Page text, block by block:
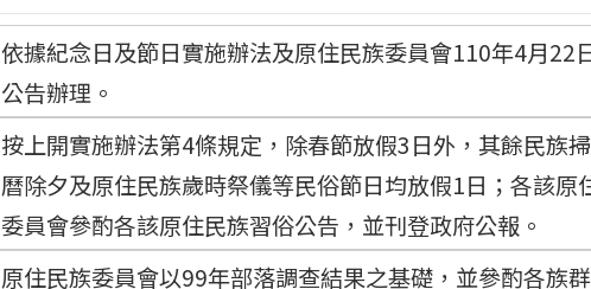
依據紀念日及節日實施辦法及原住民族委員會110年4月22
公告辦理。
按上開實施辦法第4條規定，除春節放假3日外，其餘民族
曆除夕及原住民族歲時祭儀等民俗節日均放假1日；各該原
委員會參酌各該原住民族習俗公告，並刊登政府公報。
原住民族委員會以99年部落調查結果之基礎，並參酌各族